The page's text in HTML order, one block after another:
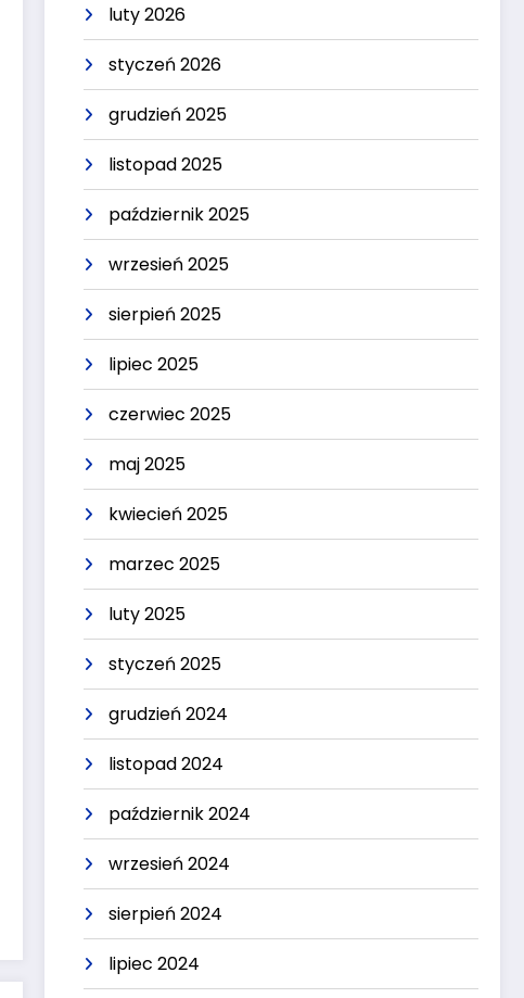
luty 2026
styczeń 2026
grudzień 2025
listopad 2025
październik 2025
wrzesień 2025
sierpień 2025
lipiec 2025
czerwiec 2025
maj 2025
kwiecień 2025
marzec 2025
luty 2025
styczeń 2025
grudzień 2024
listopad 2024
październik 2024
wrzesień 2024
sierpień 2024
lipiec 2024